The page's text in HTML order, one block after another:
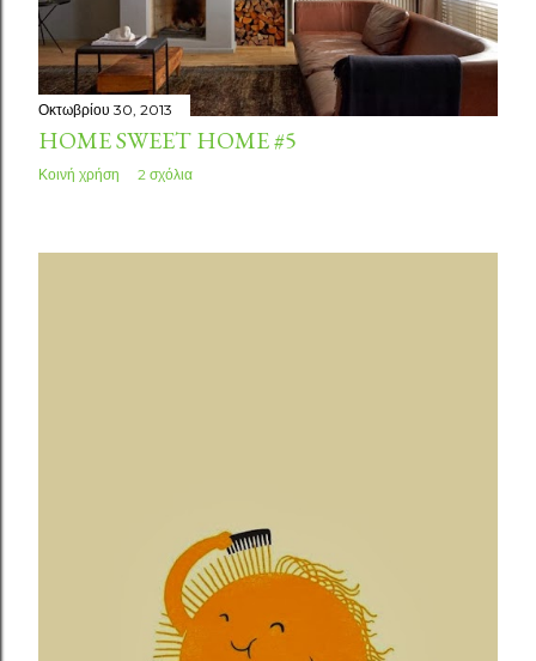
σ
ε
ι
ς
Οκτωβρίου 30, 2013
HOME SWEET HOME #5
Κοινή χρήση 2 σχόλια